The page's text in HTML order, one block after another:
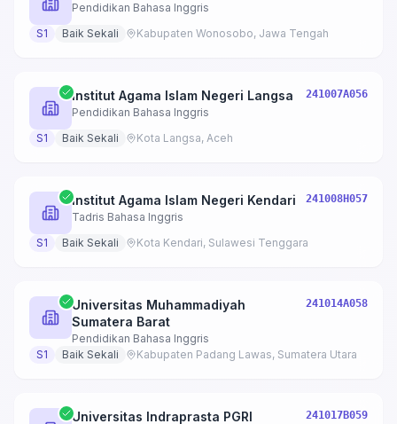
Pendidikan Bahasa Inggris
S1 Baik Sekali Kabupaten Wonosobo, Jawa Tengah
Institut Agama Islam Negeri Langsa
Pendidikan Bahasa Inggris
241007A056
S1 Baik Sekali Kota Langsa, Aceh
Institut Agama Islam Negeri Kendari
Tadris Bahasa Inggris
241008H057
S1 Baik Sekali Kota Kendari, Sulawesi Tenggara
Universitas Muhammadiyah
Sumatera Barat
Pendidikan Bahasa Inggris
241014A058
S1 Baik Sekali Kabupaten Padang Lawas, Sumatera Utara
Universitas Indraprasta PGRI 241017B059